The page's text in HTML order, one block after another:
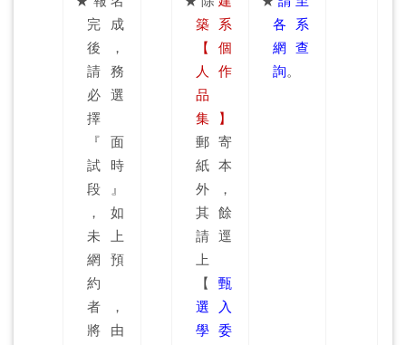
完成
後，
請務
必選
擇
『面
試時
段』
，如
未上
網預
約
者，
將由
築系
【個
人作
品
集】
郵寄
紙本
外，
其餘
請逕
上
【 甄
選入
學委
各系
網查
詢。